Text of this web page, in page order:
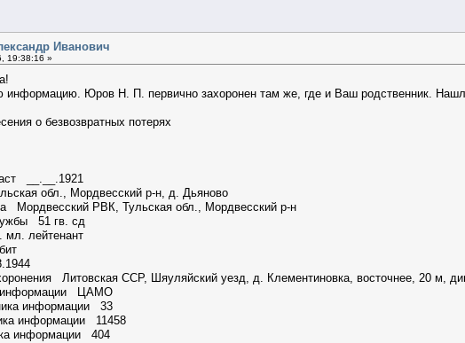
Иванович
19:38:16 »
Юров Н. П. первично захоронен там же, где и Ваш родственник.
о безвозвратных потерях
__.__.1921
обл., Мордвесский р-н, д. Дьяново
Мордвесский РВК, Тульская обл., Мордвесский р-н
51 гв. сд
мл. лейтенант
Литовская ССР, Шяуляйский уезд, д. Клементиновка, восточнее, 20 м,
информации ЦАМО
информации 33
информации 11458
информации 404